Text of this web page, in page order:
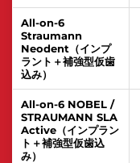
All-on-6
Straumann
Neodent（インプ
ラント＋補強型仮歯
込み）
All-on-6 NOBEL /
STRAUMANN SLA
Active（インプラン
ト＋補強型仮歯込
み）